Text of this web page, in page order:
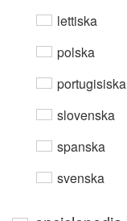
lettiska
polska
portugisiska
slovenska
spanska
svenska